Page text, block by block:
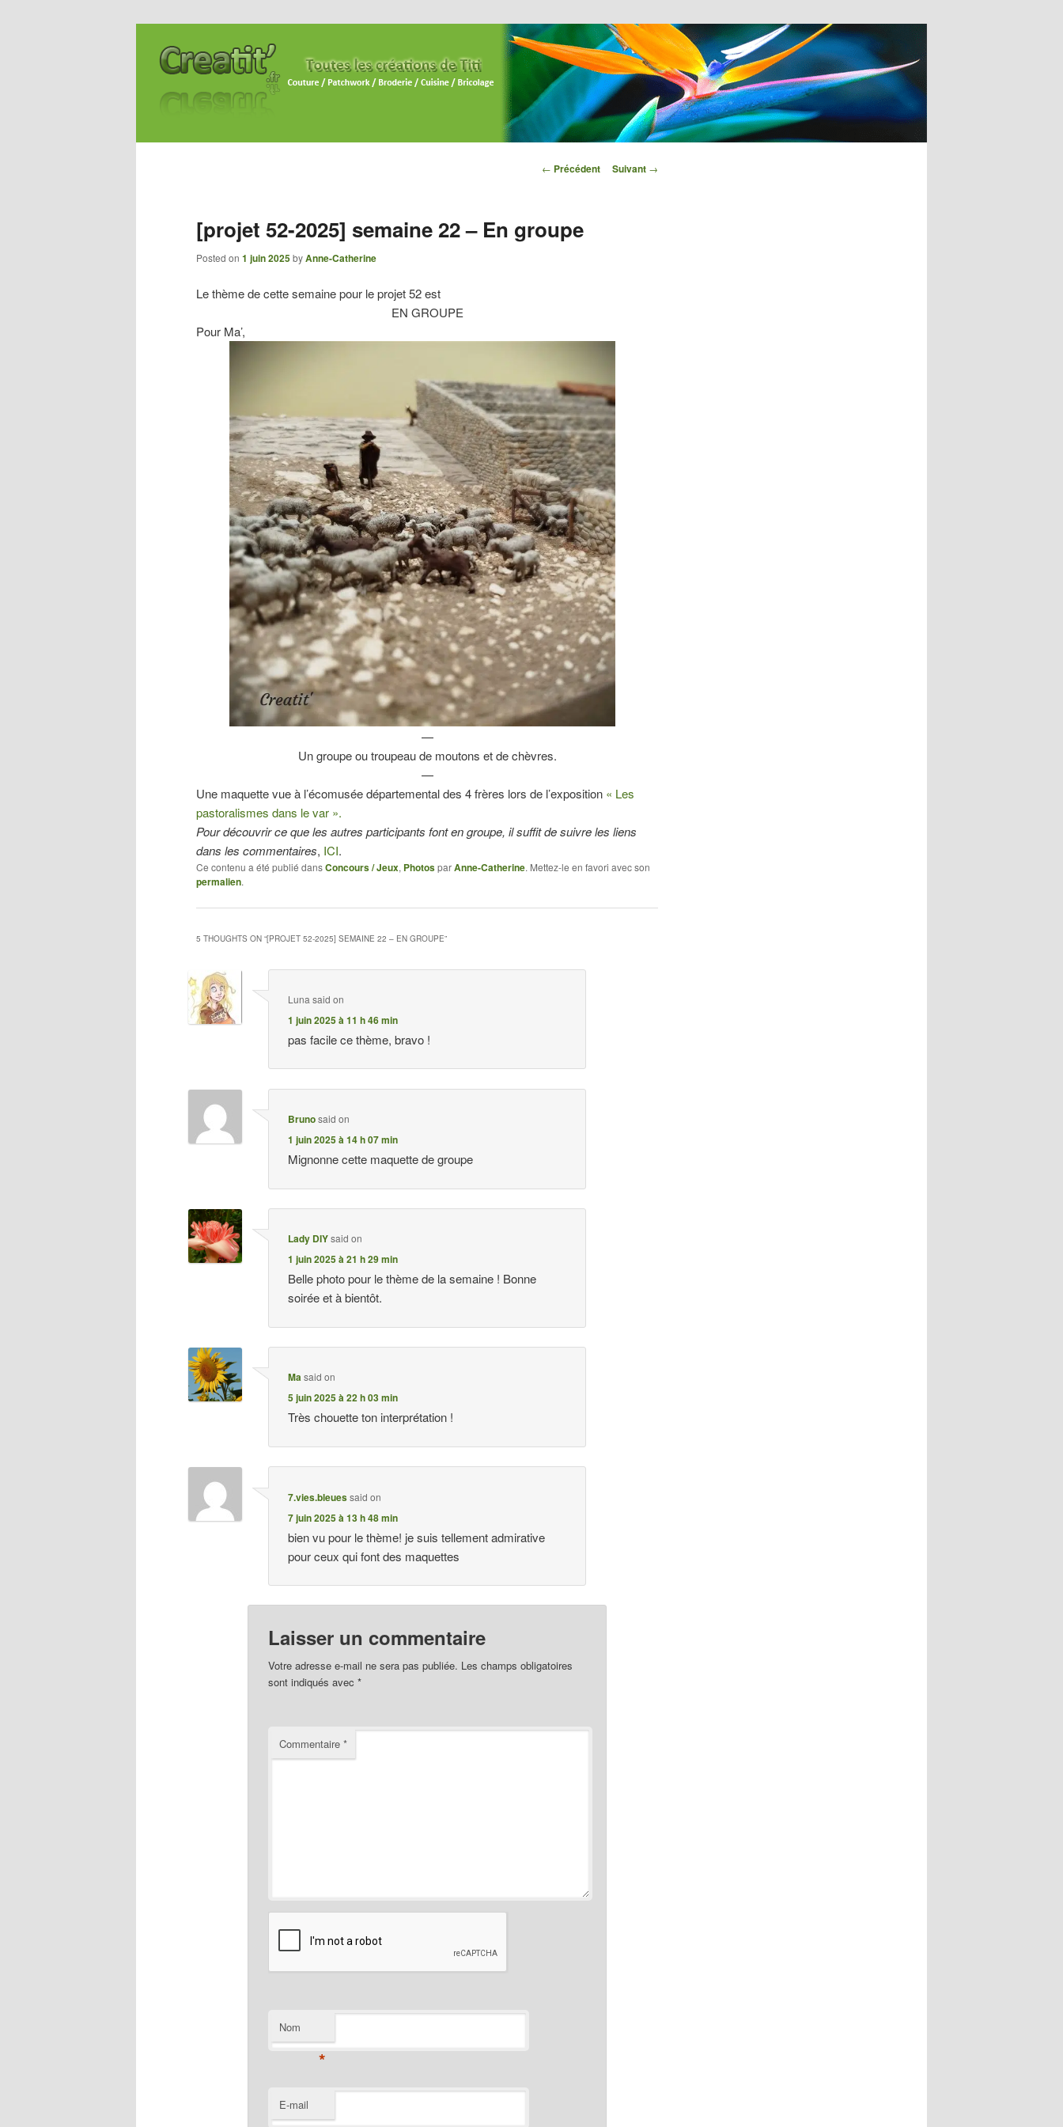
Navigation des
← Précédent Suivant →
[projet 52-2025] semaine 22 – En groupe
Posted on 1 juin 2025byAnne-Catherine
Le thème de cette semaine pour le projet 52 est
EN GROUPE
Pour Ma’,
—
Un groupe ou troupeau de moutons et de chèvres.
—
Une maquette vue à l’écomusée départemental des 4 frères lors de l’exposition « Les
pastoralismes dans le var ».
Pour découvrir ce que les autres participants font en groupe, il suffit de suivre les liens
dans les commentaires, ICI.
Ce contenu a été publié dansConcours / Jeux, PhotosparAnne-Catherine. Mettez-le en favori avec son
permalien.
5 THOUGHTS ON “[PROJET 52-2025] SEMAINE 22 – EN GROUPE”
Luna said on
1 juin 2025 à 11 h 46 min
pas facile ce thème, bravo !
Brunosaid on
1 juin 2025 à 14 h 07 min
Mignonne cette maquette de groupe
Lady DIYsaid on
1 juin 2025 à 21 h 29 min
Belle photo pour le thème de la semaine ! Bonne
soirée et à bientôt.
Masaid on
5 juin 2025 à 22 h 03 min
Très chouette ton interprétation !
7.vies.bleuessaid on
7 juin 2025 à 13 h 48 min
bien vu pour le thème! je suis tellement admirative
pour ceux qui font des maquettes
Laisser un commentaire
Votre adresse e-mail ne sera pas publiée. Les champs obligatoires
sont indiqués avec *
Commentaire *
Nom
*
E-mail